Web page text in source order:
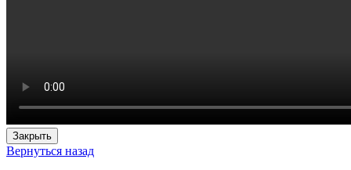
Закрыть
Вернуться назад